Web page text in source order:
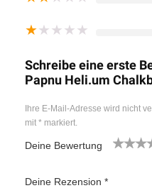
★★★★★
Schreibe eine erste
Papnu Heli.um
Ihre E-Mail-Adresse wird nicht
mit * markiert.
Deine Bewertung
Deine Rezension *